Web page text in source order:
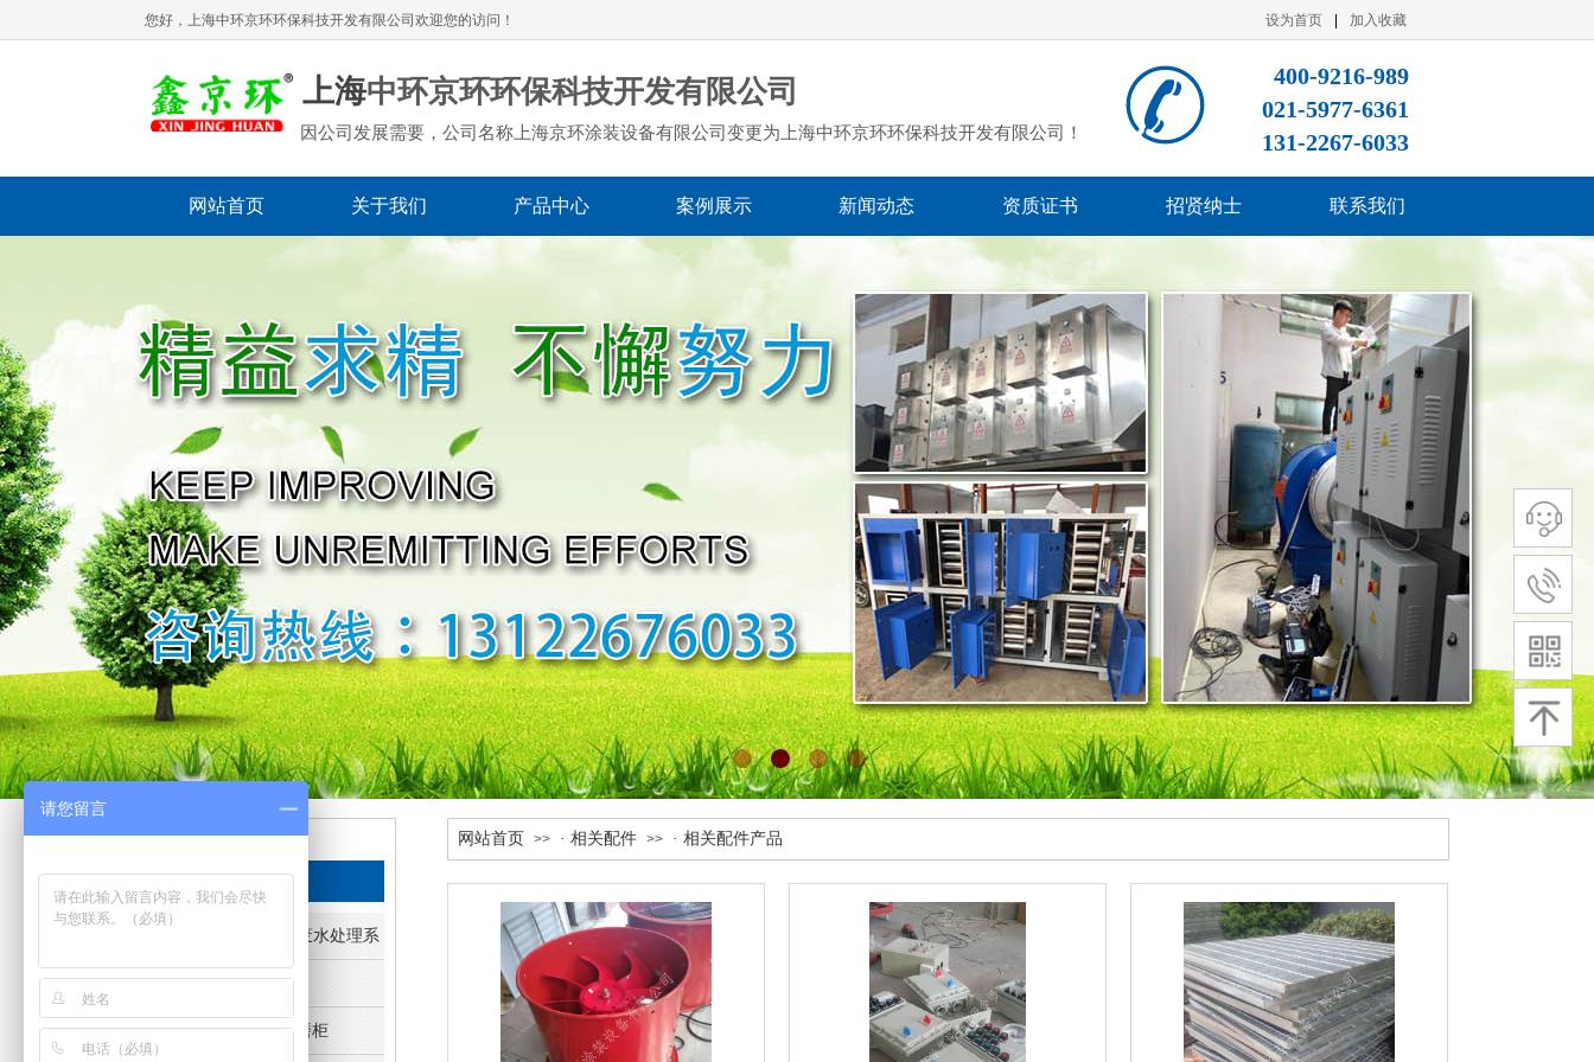
您好，上海中环京环环保科技开发有限公司 欢迎您的访问！ 设为首页 加入收藏
400-9216-989
021-5977-6361
131-2267-6033
上海中环京环环保科技开发有限公司
因公司发展需要，公司名称上海京环涂装设备有限公司变更为上海中环京环环保科技开发有限公司！
网站首页 关于我们 产品中心 案例展示 新闻动态 资质证书 招贤纳士 联系我们
网站首页 >> · 相关配件 >> · 相关配件产品
· VOC废气处理及废水处理系统
· 环保喷烤漆房
· 环保打磨房及打磨柜
栏目导航
请您留言